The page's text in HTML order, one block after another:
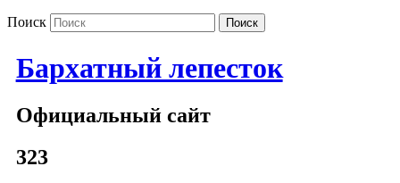
Поиск
Бархатный лепесток
Официальный сайт
323